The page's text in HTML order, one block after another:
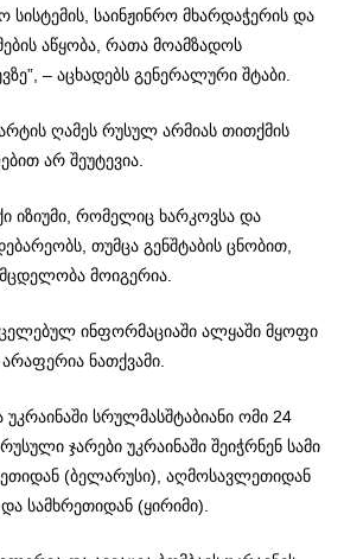
სისტემის, საინჟინრო მხარდაჭერის და
აწყობა, რათა მოამზადოს
– აცხადებს გენერალური შტაბი.
ღამეს რუსულ არმიას თითქმის
არ შეუტევია.
იზიუმი, რომელიც ხარკოვსა და
თუმცა გენშტაბის ცნობით,
მცდელობა მოიგერია.
ინფორმაციაში ალყაში მყოფი
ნათქვამი.
უკრაინაში სრულმასშტაბიანი ომი 24
ჯარები უკრაინაში შეიჭრნენ სამი
(ბელარუსი), აღმოსავლეთიდან
სამხრეთიდან (ყირიმი).